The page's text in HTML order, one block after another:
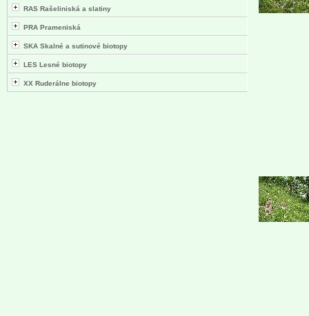
RAS Rašeliniská a slatiny
PRA Prameniská
SKA Skalné a sutinové biotopy
LES Lesné biotopy
XX Ruderálne biotopy